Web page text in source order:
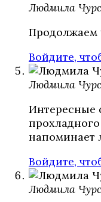
Людмила
Продолжаем
Войдите,
Людмила
Интересные
напоминает
Войдите,
Людмила